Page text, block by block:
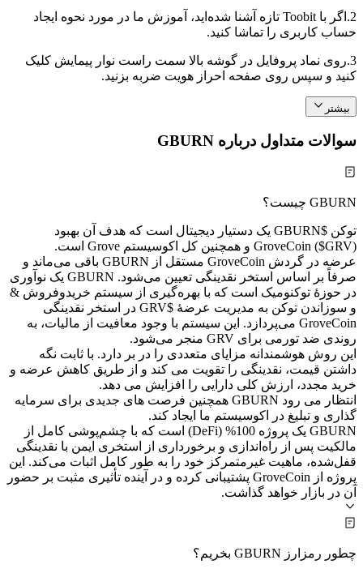
2.
اگر با Toobit تازه آشنا شده‌اید، آموزش ما در مورد نحوه ایجاد
حساب کاربری را تماشا کنید.
3. روی نماد پروفایل در گوشه بالا سمت راست نوار پیمایش کلیک
کنید و سپس روی صفحه احراز هویت ضربه بزنید.
بیشتر
سوالات متداول درباره GBURN
GBURN چیست؟
توکن $GBURN یک دستیار دیجیتال است که هدف آن بهبود
GroveCoin ($GRV) و همچنین کل اکوسیستم Grove است.
عرضه در گردش GroveCoin مستقل از GBURN باقی می‌ماند و
صرفاً بر اساس استخر نقدینگی تعیین می‌شود. GBURN یک نوآوری
در حوزهٔ توکنومیک است که با بهره‌گیری از سیستم خریدوفروش &
و سوزاندن توکن به مدیریت عرضهٔ $GRV در استخر نقدینگی
GroveCoin می‌پردازد. این سیستم با وجود معافیت از مالیات، به
روندی ضد تورمی برای GRV منجر می‌شود.
این روش هوشمندانه مزایای متعددی را در بر دارد. با ثابت نگه
داشتن قیمت، نقدینگی را تقویت می کند و از طریق کاهش عرضه و
خرید مجدد، ارزش کلی دارایی را افزایش می دهد.
انتظار می رود GBURN همچنین فرصت های جدیدی برای سرمایه
گذاری و تبلیغ در اکوسیستم ما ایجاد کند.
GBURN یک پروژه 100% (DeFi) است که با چشم‌پوشی کامل از
مالکیت پس از راه‌اندازی و برخورداری از استخری ایمن با نقدینگی
قفل‌شده، ماهیت غیرمتمرکز خود را به طور کامل اثبات می‌کند. این
پروژه از GroveCoin پشتیبانی کرده و در آینده تأثیری مثبت بر حضور
آن در بازار خواهد گذاشت.
چطور رمزارز GBURN بخریم؟